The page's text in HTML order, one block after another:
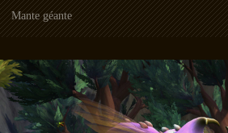
Mante géante